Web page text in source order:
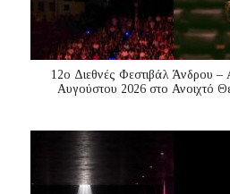
12ο Διεθνές Φεστιβάλ Άνδρου –
Αυγούστου 2026 στο Ανοιχτό